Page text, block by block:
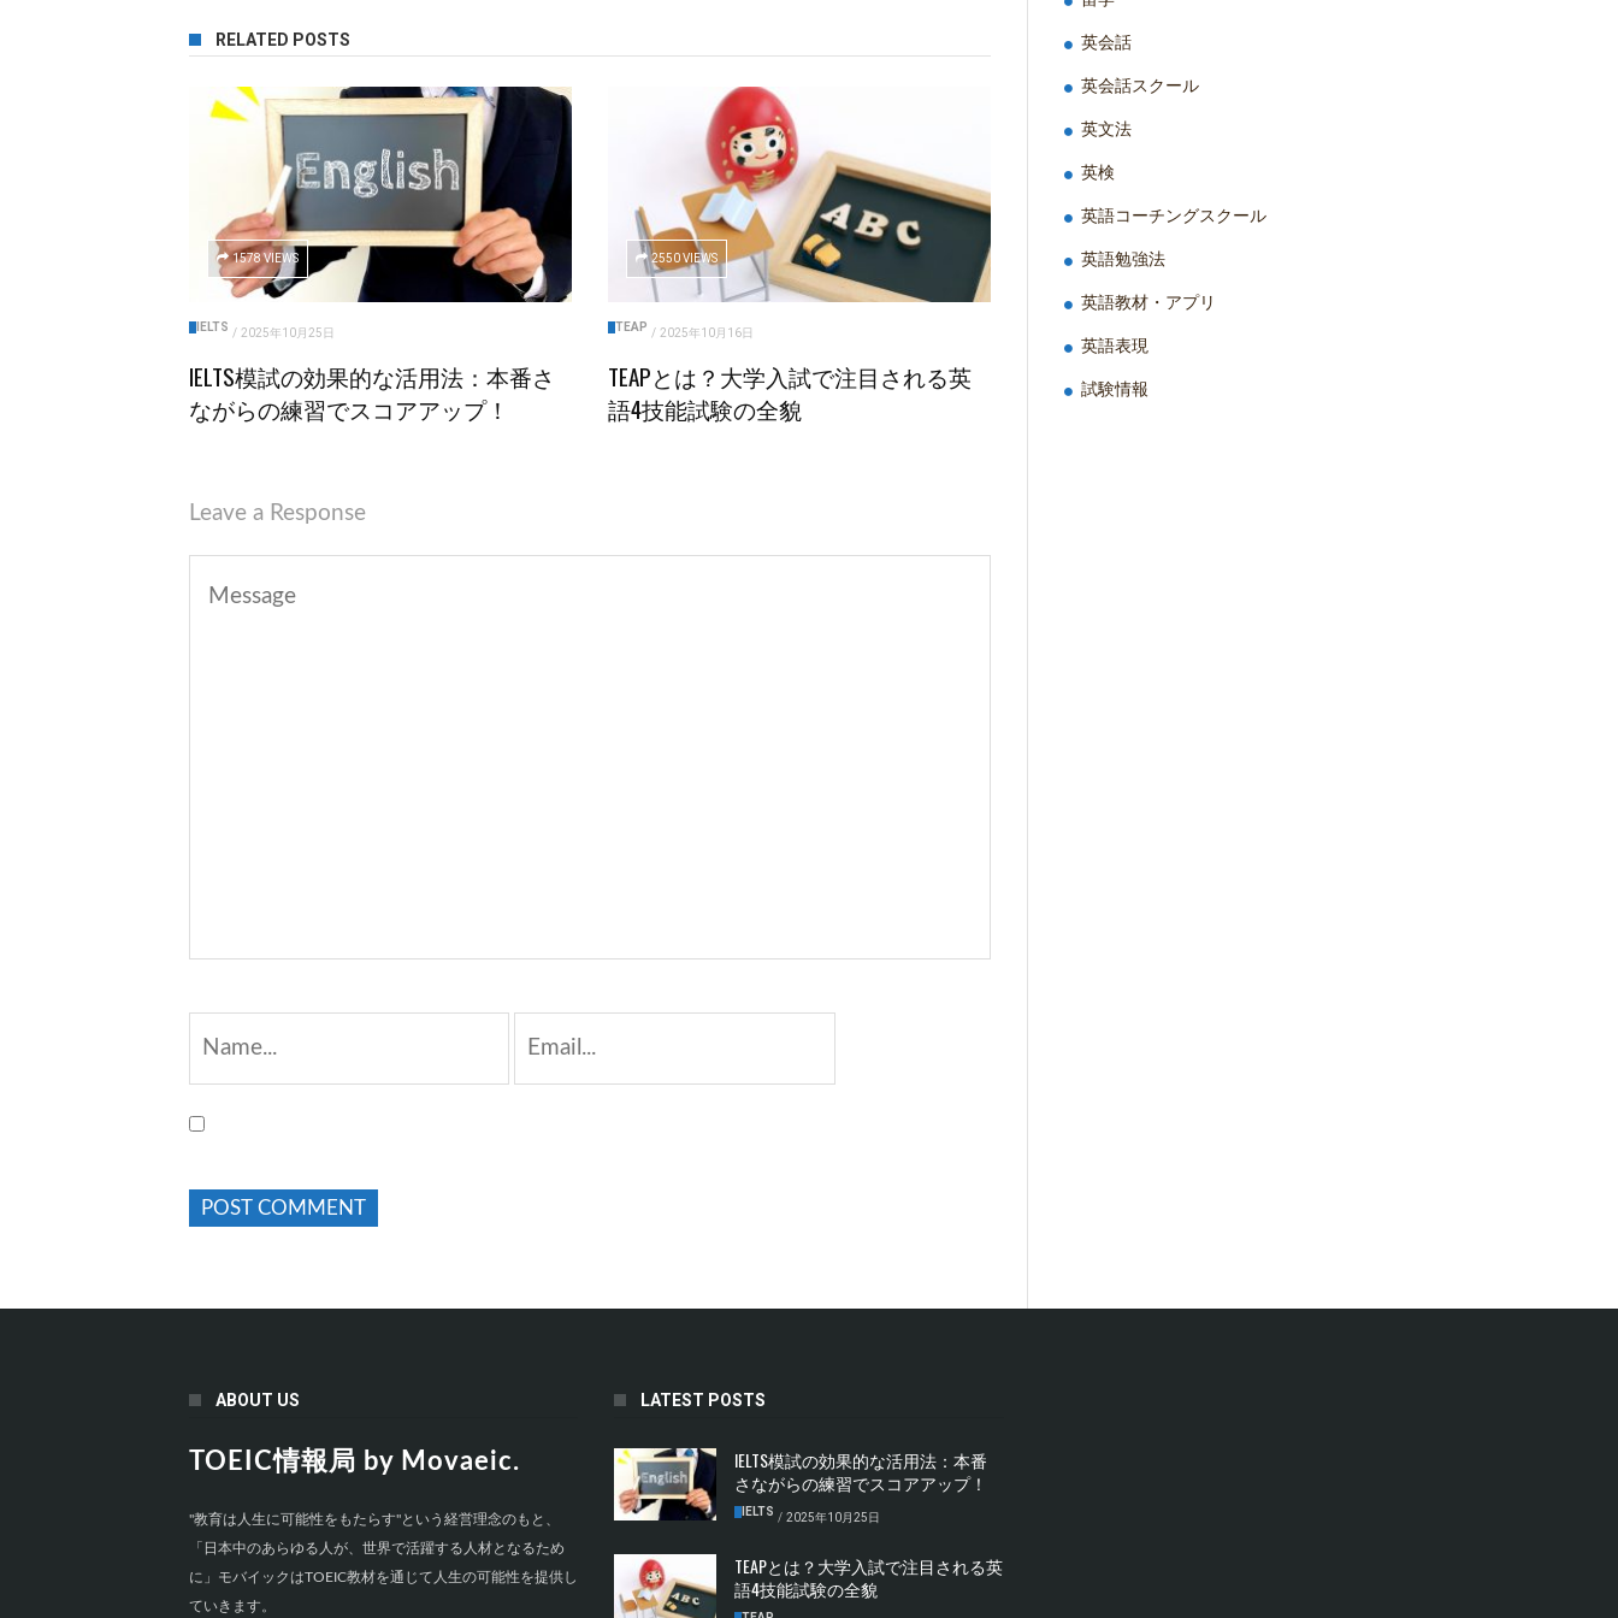
RELATED POSTS
1578 VIEWS
IELTS / 2025年10月25日
IELTS模試の効果的な活用法：本番さ
ながらの練習でスコアアップ！
2550 VIEWS
TEAP / 2025年10月16日
TEAPとは？大学入試で注目される英
語4技能試験の全貌
Leave a Response
英会話
英会話スクール
英文法
英検
英語コーチングスクール
英語勉強法
英語教材・アプリ
英語表現
試験情報
ABOUT US
TOEIC情報局 by Movaeic.
"教育は人生に可能性をもたらす"という経営理念のもと、
「日本中のあらゆる人が、世界で活躍する人材となるため
に」モバイックはTOEIC教材を通じて人生の可能性を提供し
ていきます。
LATEST POSTS
IELTS模試の効果的な活用法：本番
さながらの練習でスコアアップ！
IELTS / 2025年10月25日
TEAPとは？大学入試で注目される英
語4技能試験の全貌